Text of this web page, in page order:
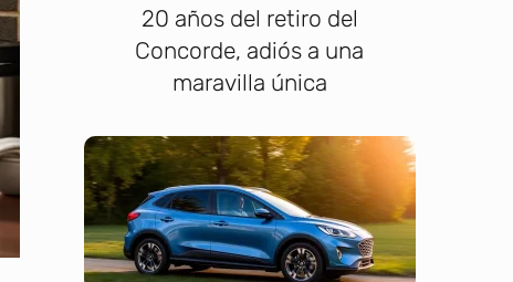
20 años del retiro del
Concorde, adiós a una
maravilla única